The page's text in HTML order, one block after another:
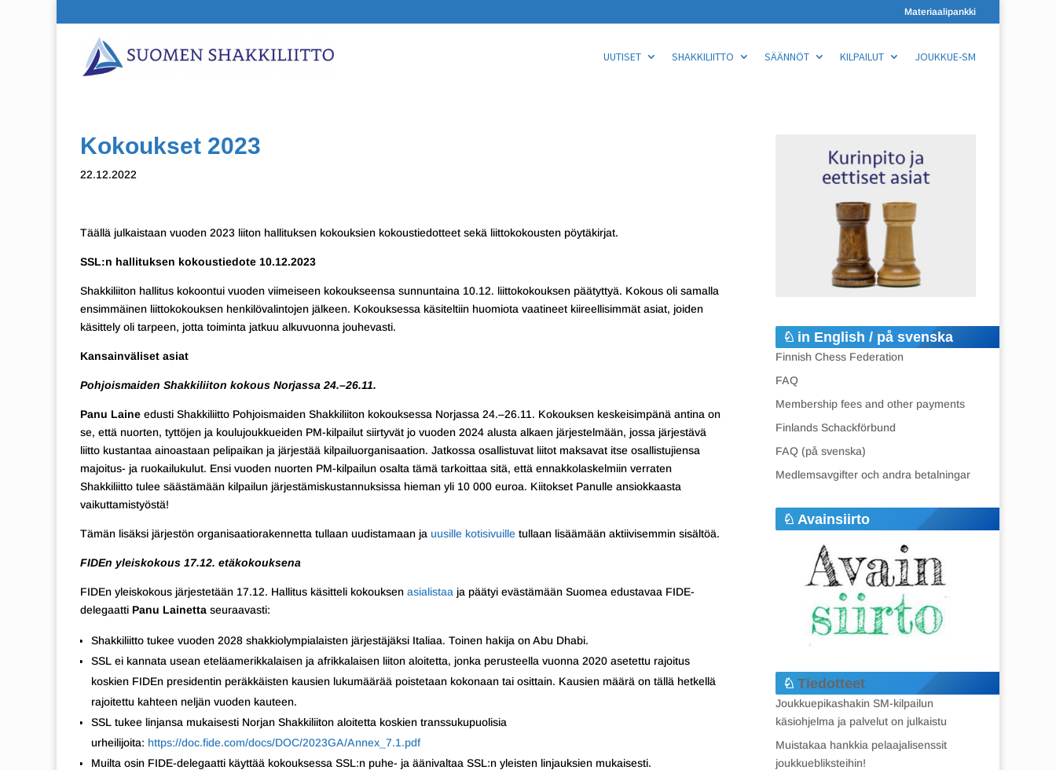
Materiaalipankki
UUTISET SHAKKILIITTO SÄÄNNÖT KILPAILUT JOUKKUE-SM
Kokoukset 2023
22.12.2022
Täällä julkaistaan vuoden 2023 liiton hallituksen kokouksien kokoustiedotteet sekä liittokokousten pöytäkirjat.
SSL:n hallituksen kokoustiedote 10.12.2023
Shakkiliiton hallitus kokoontui vuoden viimeiseen kokoukseensa sunnuntaina 10.12. liittokokouksen päätyttyä. Kokous oli samalla
ensimmäinen liittokokouksen henkilövalintojen jälkeen. Kokouksessa käsiteltiin huomiota vaatineet kiireellisimmät asiat, joiden
käsittely oli tarpeen, jotta toiminta jatkuu alkuvuonna jouhevasti.
Kansainväliset asiat
Pohjoismaiden Shakkiliiton kokous Norjassa 24.–26.11.
Panu Laine edusti Shakkiliitto Pohjoismaiden Shakkiliiton kokouksessa Norjassa 24.–26.11. Kokouksen keskeisimpänä antina on
se, että nuorten, tyttöjen ja koulujoukkueiden PM-kilpailut siirtyvät jo vuoden 2024 alusta alkaen järjestelmään, jossa järjestävä
liitto kustantaa ainoastaan pelipaikan ja järjestää kilpailuorganisaation. Jatkossa osallistuvat liitot maksavat itse osallistujiensa
majoitus- ja ruokailukulut. Ensi vuoden nuorten PM-kilpailun osalta tämä tarkoittaa sitä, että ennakkolaskelmiin verraten
Shakkiliitto tulee säästämään kilpailun järjestämiskustannuksissa hieman yli 10 000 euroa. Kiitokset Panulle ansiokkaasta
vaikuttamistyöstä!
Tämän lisäksi järjestön organisaatiorakennetta tullaan uudistamaan ja uusille kotisivuille tullaan lisäämään aktiivisemmin sisältöä.
FIDEn yleiskokous 17.12. etäkokouksena
FIDEn yleiskokous järjestetään 17.12. Hallitus käsitteli kokouksen asialistaa ja päätyi evästämään Suomea edustavaa FIDE-
delegaatti Panu Lainetta seuraavasti:
Shakkiliitto tukee vuoden 2028 shakkiolympialaisten järjestäjäksi Italiaa. Toinen hakija on Abu Dhabi.
SSL ei kannata usean eteläamerikkalaisen ja afrikkalaisen liiton aloitetta, jonka perusteella vuonna 2020 asetettu rajoitus
koskien FIDEn presidentin peräkkäisten kausien lukumäärää poistetaan kokonaan tai osittain. Kausien määrä on tällä hetkellä
rajoitettu kahteen neljän vuoden kauteen.
SSL tukee linjansa mukaisesti Norjan Shakkiliiton aloitetta koskien transsukupuolisia
urheilijoita: https://doc.fide.com/docs/DOC/2023GA/Annex_7.1.pdf
Muilta osin FIDE-delegaatti käyttää kokouksessa SSL:n puhe- ja äänivaltaa SSL:n yleisten linjauksien mukaisesti.
in English / på svenska
Finnish Chess Federation
FAQ
Membership fees and other payments
Finlands Schackförbund
FAQ (på svenska)
Medlemsavgifter och andra betalningar
Avainsiirto
Tiedotteet
Joukkuepikashakin SM-kilpailun
käsiohjelma ja palvelut on julkaistu
Muistakaa hankkia pelaajalisenssit
joukkuebliksteihin!